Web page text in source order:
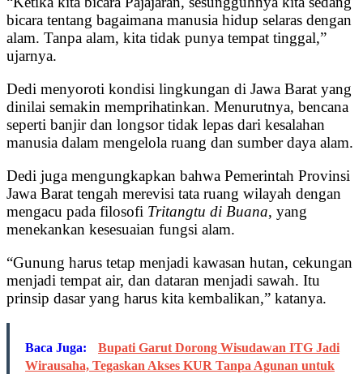
bicara tentang bagaimana manusia hidup selaras dengan
alam. Tanpa alam, kita tidak punya tempat tinggal,”
ujarnya.
Dedi menyoroti kondisi lingkungan di Jawa Barat yang
dinilai semakin memprihatinkan. Menurutnya, bencana
seperti banjir dan longsor tidak lepas dari kesalahan
manusia dalam mengelola ruang dan sumber daya alam.
Dedi juga mengungkapkan bahwa Pemerintah Provinsi
Jawa Barat tengah merevisi tata ruang wilayah dengan
mengacu pada filosofi Tritangtu di Buana, yang
menekankan kesesuaian fungsi alam.
“Gunung harus tetap menjadi kawasan hutan, cekungan
menjadi tempat air, dan dataran menjadi sawah. Itu
prinsip dasar yang harus kita kembalikan,” katanya.
Baca Juga:
Bupati Garut Dorong Wisudawan ITG Jadi
Wirausaha, Tegaskan Akses KUR Tanpa Agunan untuk